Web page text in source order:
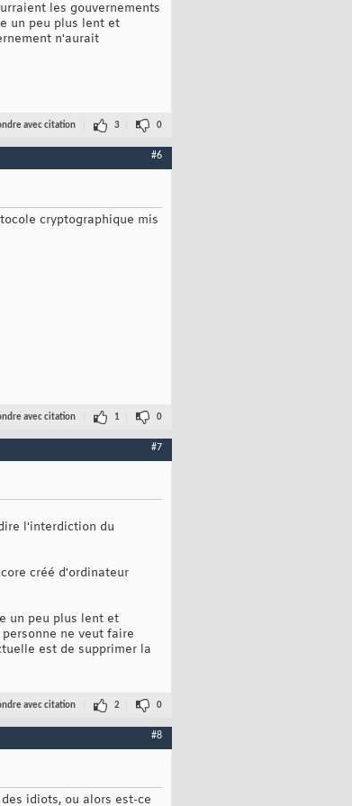
les gouvernements
un peu plus lent et
n'aurait
avec citation 3 0
#6
cryptographique mis
avec citation 1 0
#7
l'interdiction du
créé d'ordinateur
un peu plus lent et
ne veut faire
est de supprimer la
avec citation 2 0
#8
idiots, ou alors est-ce